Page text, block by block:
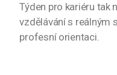
Týden pro kariéru tak
vzdělávání s reálným
profesní orientaci.